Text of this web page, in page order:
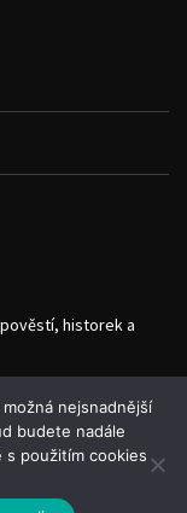
historek a
nejsnadnější
budete nadále
s použitím cookies